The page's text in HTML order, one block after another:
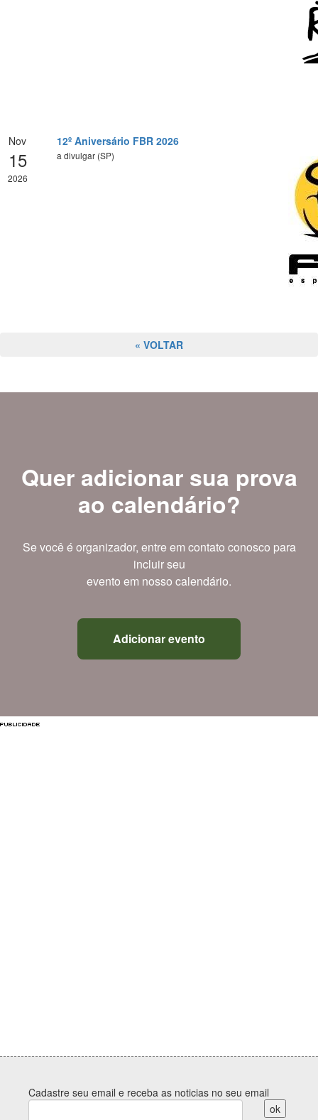
Nov
15
2026
12º Aniversário FBR 2026
a divulgar (SP)
« VOLTAR
Quer adicionar sua prova
ao calendário?
Se você é organizador, entre em contato conosco para
incluir seu
evento em nosso calendário.
Adicionar evento
Cadastre seu email e receba as noticias no seu email